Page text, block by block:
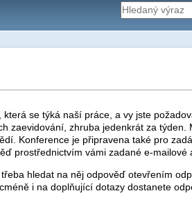
Vyhledávání
úřadu
se týká naší práce, a vy jste
zaevidování, zhruba jedenkrát za týden.
Konference je připravena také pro
prostřednictvím vámi zadané e-mailové
hledat na něj odpověď otevřením
i na doplňující dotazy dostanete